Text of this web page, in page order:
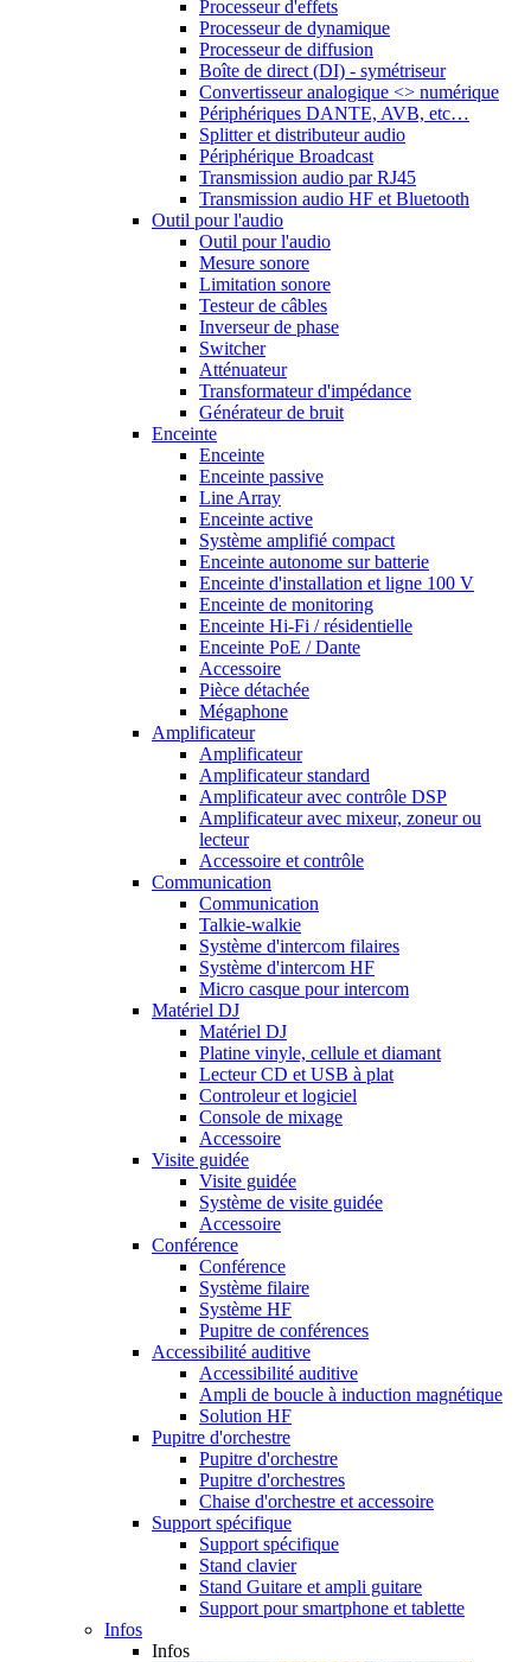
Processeur d'effets
Processeur de dynamique
Processeur de diffusion
Boîte de direct (DI) - symétriseur
Convertisseur analogique <> numérique
Périphériques DANTE, AVB, etc…
Splitter et distributeur audio
Périphérique Broadcast
Transmission audio par RJ45
Transmission audio HF et Bluetooth
Outil pour l'audio
Outil pour l'audio
Mesure sonore
Limitation sonore
Testeur de câbles
Inverseur de phase
Switcher
Atténuateur
Transformateur d'impédance
Générateur de bruit
Enceinte
Enceinte
Enceinte passive
Line Array
Enceinte active
Système amplifié compact
Enceinte autonome sur batterie
Enceinte d'installation et ligne 100 V
Enceinte de monitoring
Enceinte Hi-Fi / résidentielle
Enceinte PoE / Dante
Accessoire
Pièce détachée
Mégaphone
Amplificateur
Amplificateur
Amplificateur standard
Amplificateur avec contrôle DSP
Amplificateur avec mixeur, zoneur ou
lecteur
Accessoire et contrôle
Communication
Communication
Talkie-walkie
Système d'intercom filaires
Système d'intercom HF
Micro casque pour intercom
Matériel DJ
Matériel DJ
Platine vinyle, cellule et diamant
Lecteur CD et USB à plat
Controleur et logiciel
Console de mixage
Accessoire
Visite guidée
Visite guidée
Système de visite guidée
Accessoire
Conférence
Conférence
Système filaire
Système HF
Pupitre de conférences
Accessibilité auditive
Accessibilité auditive
Ampli de boucle à induction magnétique
Solution HF
Pupitre d'orchestre
Pupitre d'orchestre
Pupitre d'orchestres
Chaise d'orchestre et accessoire
Support spécifique
Support spécifique
Stand clavier
Stand Guitare et ampli guitare
Support pour smartphone et tablette
Infos
Infos